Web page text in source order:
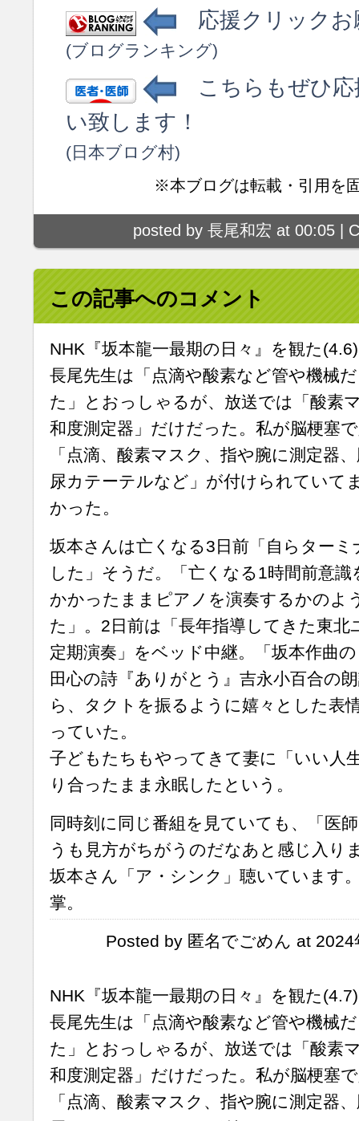
応援クリックお
(ブログランキング)
こちらもぜひ応
い致します！
(日本ブログ村)
※本ブログは転載・引用を
posted by 長尾和宏 at 00:05 |
この記事へのコメント
NHK『坂本龍一最期の日々』を観た
長尾先生は「点滴や酸素など管や機械
た」とおっしゃるが、放送では「酸素
和度測定器」だけだった。私が脳梗塞
「点滴、酸素マスク、指や腕に測定器
尿カテーテルなど」が付けられていて
かった。
坂本さんは亡くなる3日前「自らター
した」そうだ。「亡くなる1時間前意
かかったままピアノを演奏するかのよ
た」。2日前は「長年指導してきた東
定期演奏」をベッド中継。「坂本作曲
田心の詩『ありがとう』吉永小百合の
ら、タクトを振るように嬉々とした表
っていた。
子どもたちもやってきて妻に「いい人
り合ったまま永眠したという。
同時刻に同じ番組を見ていても、「医
うも見方がちがうのだなあと感じ入り
坂本さん「ア・シンク」聴いています
掌。
Posted by 匿名でごめん at
NHK『坂本龍一最期の日々』を観た
長尾先生は「点滴や酸素など管や機械
た」とおっしゃるが、放送では「酸素
和度測定器」だけだった。私が脳梗塞
「点滴、酸素マスク、指や腕に測定器